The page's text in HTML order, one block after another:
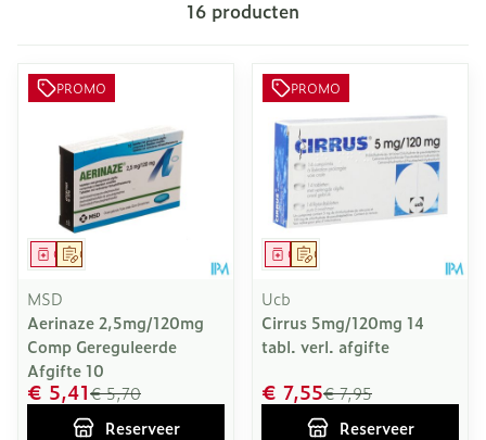
16 producten
PROMO
Op voorschrift
Geneesmiddel
MSD
Aerinaze 2,5mg/120mg
Comp Gereguleerde
Afgifte 10
€ 5,70
€ 5,41
Reserveer
PROMO
Op voorschrift
Geneesmiddel
Ucb
Cirrus 5mg/120mg 14
tabl. verl. afgifte
€ 7,95
€ 7,55
Reserveer